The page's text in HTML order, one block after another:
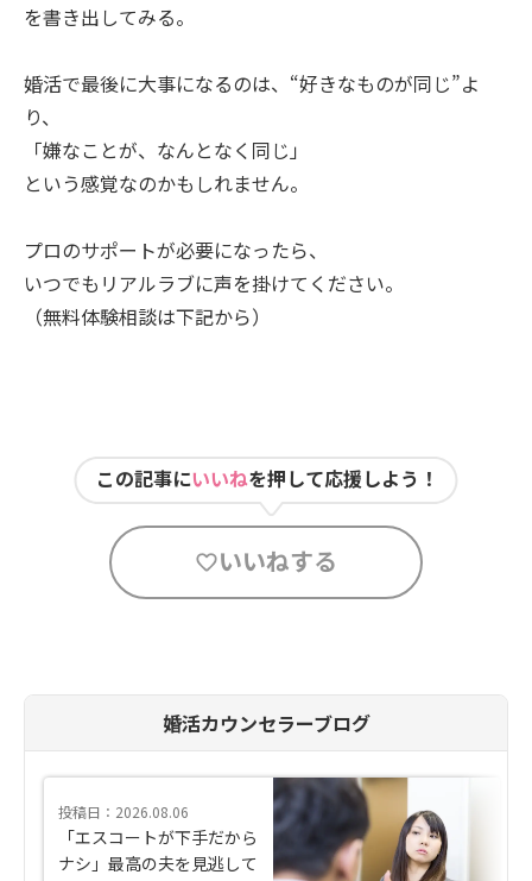
を書き出してみる。
婚活で最後に大事になるのは、“好きなものが同じ”よ
り、
「嫌なことが、なんとなく同じ」
という感覚なのかもしれません。
プロのサポートが必要になったら、
いつでもリアルラブに声を掛けてください。
（無料体験相談は下記から）
この記事にいいねを押して応援しよう！
いいねする
婚活カウンセラーブログ
投稿日：2026.08.06
「エスコートが下手だから
ナシ」最高の夫を見逃して